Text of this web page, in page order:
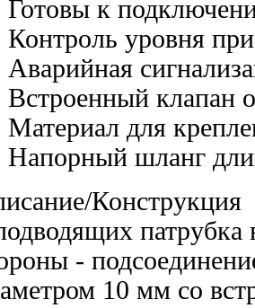
Готовы к
Контроль уровня
Аварийная
Встроенный клапан
Материал для
Напорный шланг
Конструкция
-
10 мм со